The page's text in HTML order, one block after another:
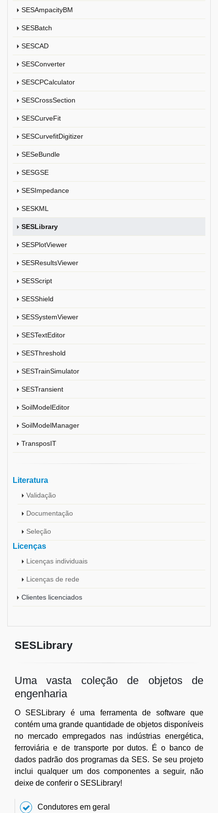
SESAmpacityBM
SESBatch
SESCAD
SESConverter
SESCPCalculator
SESCrossSection
SESCurveFit
SESCurvefitDigitizer
SESeBundle
SESGSE
SESImpedance
SESKML
SESLibrary
SESPlotViewer
SESResultsViewer
SESScript
SESShield
SESSystemViewer
SESTextEditor
SESThreshold
SESTrainSimulator
SESTransient
SoilModelEditor
SoilModelManager
TransposIT
Literatura
Validação
Documentação
Seleção
Licenças
Licenças individuais
Licenças de rede
Clientes licenciados
SESLibrary
Uma vasta coleção de objetos de
engenharia
O SESLibrary é uma ferramenta de software que
contém uma grande quantidade de objetos disponíveis
no mercado empregados nas indústrias energética,
ferroviária e de transporte por dutos. É o banco de
dados padrão dos programas da SES. Se seu projeto
inclui qualquer um dos componentes a seguir, não
deixe de conferir o SESLibrary!
Condutores em geral